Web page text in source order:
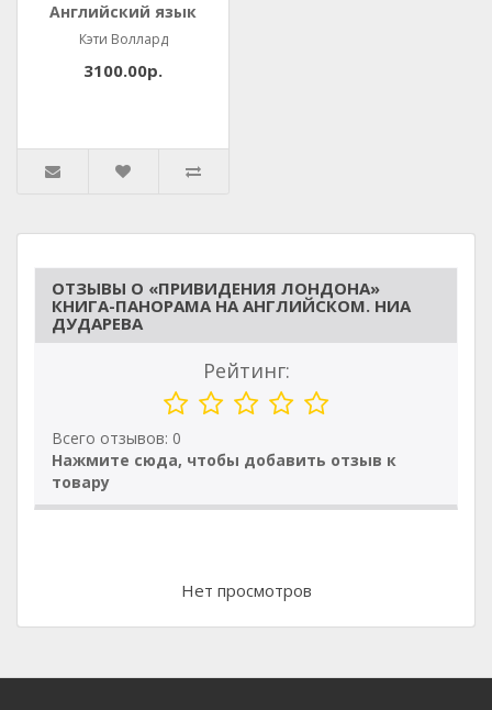
Английский язык
Кэти Воллард
3100.00р.
ОТЗЫВЫ О «ПРИВИДЕНИЯ ЛОНДОНА»
КНИГА-ПАНОРАМА НА АНГЛИЙСКОМ. НИА
ДУДАРЕВА
Рейтинг:
Всего отзывов: 0
Нажмите сюда, чтобы добавить отзыв к
товару
Нет просмотров